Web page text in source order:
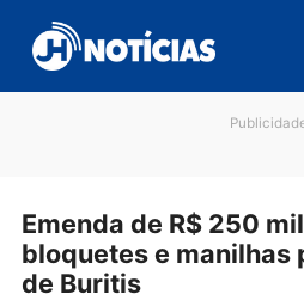
para
conteúdo
Emenda de R$ 250
bloquetes e